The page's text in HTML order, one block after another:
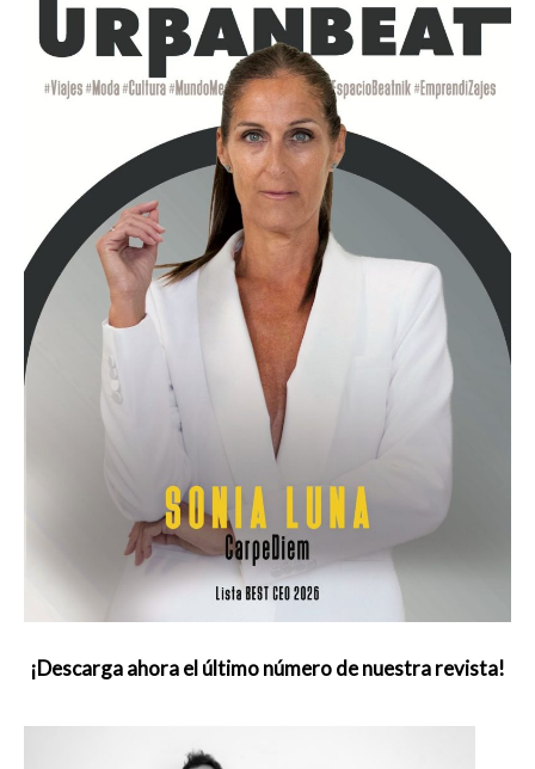
¡Descarga ahora el último número de nuestra revista!